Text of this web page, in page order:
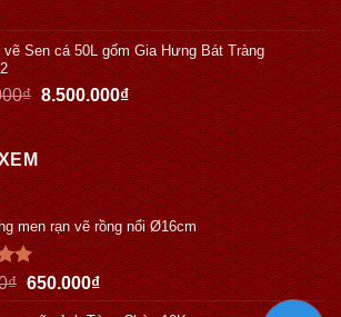
Sen cá 50L gốm Gia Hưng Bát Tràng
₫ 8.500.000₫
men rạn vẽ rồng nổi Ø16cm
₫ 650.000₫